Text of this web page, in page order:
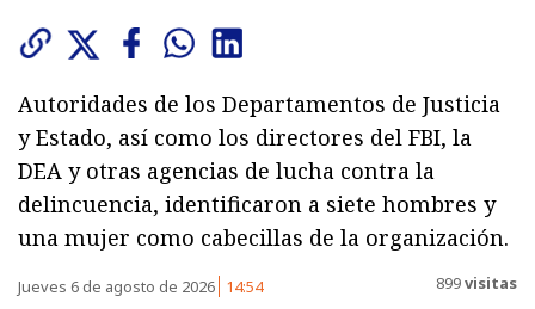
Autoridades de los Departamentos de Justicia
y Estado, así como los directores del FBI, la
DEA y otras agencias de lucha contra la
delincuencia, identificaron a siete hombres y
una mujer como cabecillas de la organización.
Jueves 6 de agosto de 2026 14:54 899visitas